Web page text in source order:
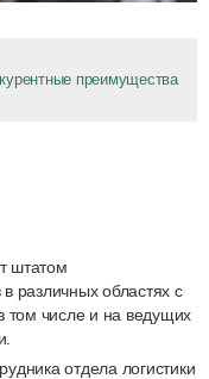
преимущества
штатом
различных областях с
том числе и на ведущих
отдела логистики